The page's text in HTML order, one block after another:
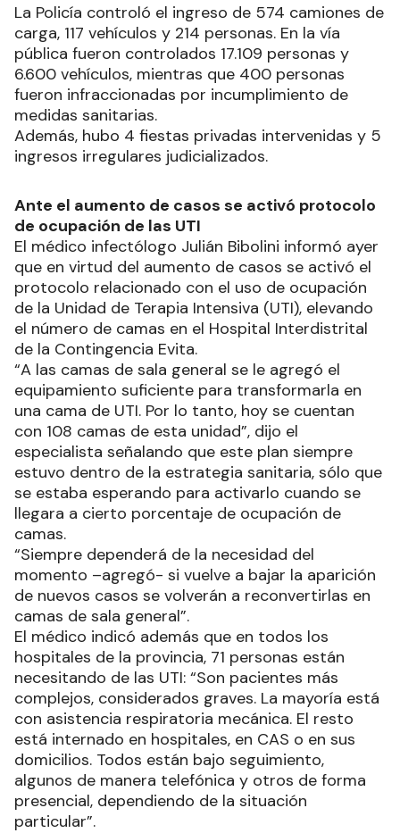
La Policía controló el ingreso de 574 camiones de
carga, 117 vehículos y 214 personas. En la vía
pública fueron controlados 17.109 personas y
6.600 vehículos, mientras que 400 personas
fueron infraccionadas por incumplimiento de
medidas sanitarias.
Además, hubo 4 fiestas privadas intervenidas y 5
ingresos irregulares judicializados.
Ante el aumento de casos se activó protocolo
de ocupación de las UTI
El médico infectólogo Julián Bibolini informó ayer
que en virtud del aumento de casos se activó el
protocolo relacionado con el uso de ocupación
de la Unidad de Terapia Intensiva (UTI), elevando
el número de camas en el Hospital Interdistrital
de la Contingencia Evita.
“A las camas de sala general se le agregó el
equipamiento suficiente para transformarla en
una cama de UTI. Por lo tanto, hoy se cuentan
con 108 camas de esta unidad”, dijo el
especialista señalando que este plan siempre
estuvo dentro de la estrategia sanitaria, sólo que
se estaba esperando para activarlo cuando se
llegara a cierto porcentaje de ocupación de
camas.
“Siempre dependerá de la necesidad del
momento –agregó- si vuelve a bajar la aparición
de nuevos casos se volverán a reconvertirlas en
camas de sala general”.
El médico indicó además que en todos los
hospitales de la provincia, 71 personas están
necesitando de las UTI: “Son pacientes más
complejos, considerados graves. La mayoría está
con asistencia respiratoria mecánica. El resto
está internado en hospitales, en CAS o en sus
domicilios. Todos están bajo seguimiento,
algunos de manera telefónica y otros de forma
presencial, dependiendo de la situación
particular”.